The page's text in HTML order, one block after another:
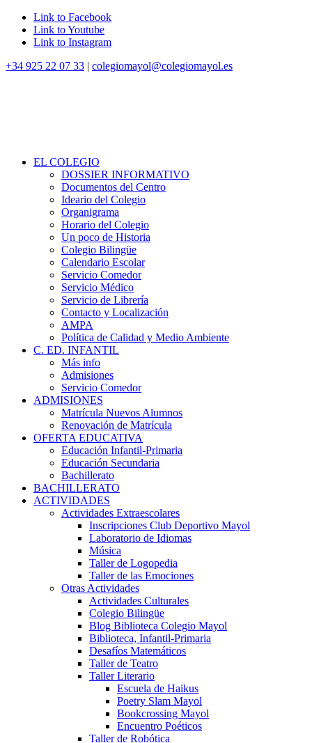
Link to Facebook
Link to Youtube
Link to Instagram
+34 925 22 07 33 | colegiomayol@colegiomayol.es
EL COLEGIO
DOSSIER INFORMATIVO
Documentos del Centro
Ideario del Colegio
Organigrama
Horario del Colegio
Un poco de Historia
Colegio Bilingüe
Calendario Escolar
Servicio Comedor
Servicio Médico
Servicio de Librería
Contacto y Localización
AMPA
Política de Calidad y Medio Ambiente
C. ED. INFANTIL
Más info
Admisiones
Servicio Comedor
ADMISIONES
Matrícula Nuevos Alumnos
Renovación de Matrícula
OFERTA EDUCATIVA
Educación Infantil-Primaria
Educación Secundaria
Bachillerato
BACHILLERATO
ACTIVIDADES
Actividades Extraescolares
Inscripciones Club Deportivo Mayol
Laboratorio de Idiomas
Música
Taller de Logopedia
Taller de las Emociones
Otras Actividades
Actividades Culturales
Colegio Bilingüe
Blog Biblioteca Colegio Mayol
Biblioteca, Infantil-Primaria
Desafíos Matemáticos
Taller de Teatro
Taller Literario
Escuela de Haikus
Poetry Slam Mayol
Bookcrossing Mayol
Encuentro Poéticos
Taller de Robótica